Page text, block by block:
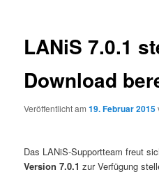
LANiS 7.0.1
Download
Veröffentlicht am19. Februar 2015
Das LANiS-Supportteam freut
Version 7.0.1 zur Verfügung